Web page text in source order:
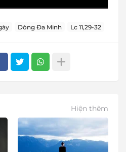
Dòng Đa Minh Lc 11,29-32
Hiện thêm